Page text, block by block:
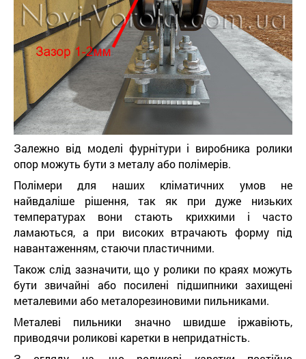
Залежно від моделі фурнітури і виробника ролики
опор можуть бути з металу або полімерів.
Полімери для наших кліматичних умов не
найвдаліше рішення, так як при дуже низьких
температурах вони стають крихкими і часто
ламаються, а при високих втрачають форму під
навантаженням, стаючи пластичними.
Також слід зазначити, що у ролики по краях можуть
бути звичайні або посилені підшипники захищені
металевими або металорезиновими пильниками.
Металеві пильники значно швидше іржавіють,
приводячи роликові каретки в непридатність.